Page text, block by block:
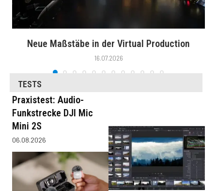
Neue Maßstäbe in der Virtual Production
16.07.2026
TESTS
Praxistest: Audio-
Funkstrecke DJI Mic
Mini 2S
06.08.2026